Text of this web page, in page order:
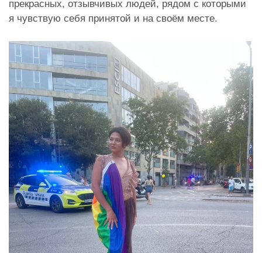
прекрасных, отзывчивых людей, рядом с которыми
я чувствую себя принятой и на своём месте.